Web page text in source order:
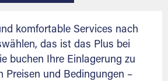
komfortable Services nach
das ist das Plus bei
buchen Ihre Einlagerung zu
Preisen und Bedingungen –